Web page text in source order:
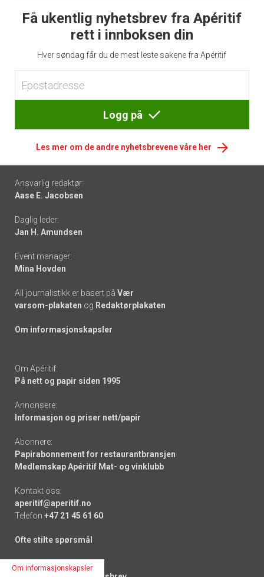
Få ukentlig nyhetsbrev fra Apéritif
rett i innboksen din
Hver søndag får du de mest leste sakene fra Apéritif
Logg på
Les mer om de andre nyhetsbrevene våre her
Footer
-
links
Ansvarlig redaktør:
Aase E. Jacobsen
Daglig leder:
Jan H. Amundsen
Event manager:
Mina Hovden
All journalistikk er basert på Vær
varsom-plakaten og Redaktørplakaten
Om informasjonskapsler
Om Apéritif:
På nett og papir siden 1995
Annonsere:
Informasjon og priser nett/papir
Abonnere:
Papirabonnement for restaurantbransjen
Medlemskap Apéritif Mat- og vinklubb
Kontakt oss:
aperitif@aperitif.no
Telefon +47 21 45 61 60
Ofte stilte spørsmål
Nyhetsbrev:
Om informasjonskapsler